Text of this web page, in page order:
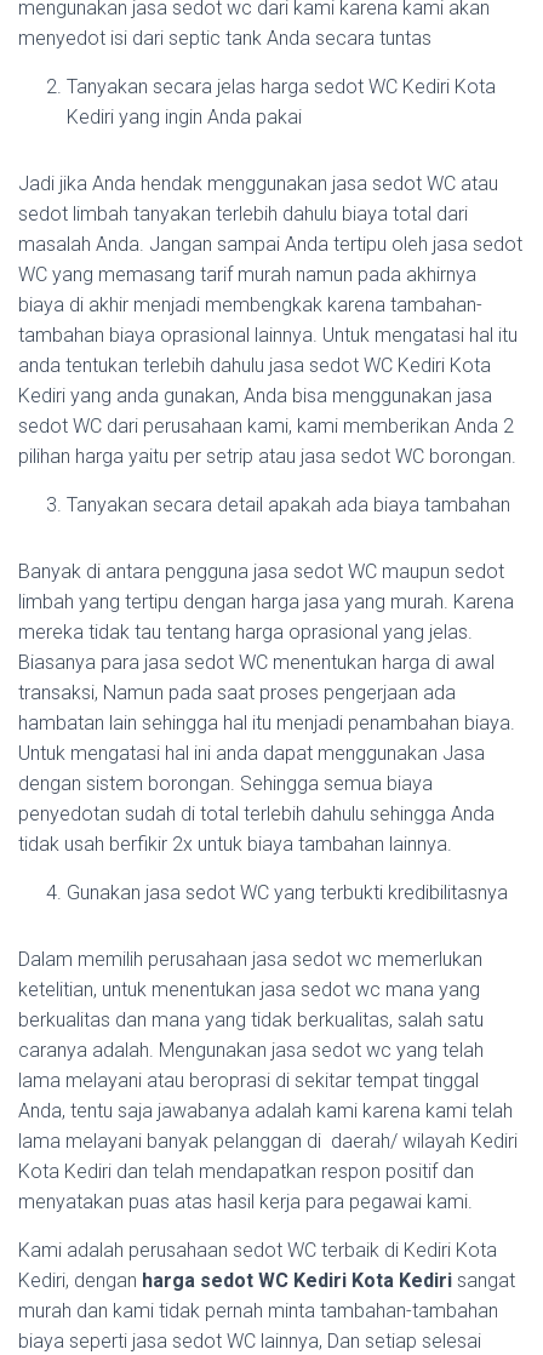
mengunakan jasa sedot wc dari kami karena kami akan
menyedot isi dari septic tank Anda secara tuntas
Tanyakan secara jelas harga sedot WC Kediri Kota
Kediri yang ingin Anda pakai
Jadi jika Anda hendak menggunakan jasa sedot WC atau
sedot limbah tanyakan terlebih dahulu biaya total dari
masalah Anda. Jangan sampai Anda tertipu oleh jasa sedot
WC yang memasang tarif murah namun pada akhirnya
biaya di akhir menjadi membengkak karena tambahan-
tambahan biaya oprasional lainnya. Untuk mengatasi hal itu
anda tentukan terlebih dahulu jasa sedot WC Kediri Kota
Kediri yang anda gunakan, Anda bisa menggunakan jasa
sedot WC dari perusahaan kami, kami memberikan Anda 2
pilihan harga yaitu per setrip atau jasa sedot WC borongan.
Tanyakan secara detail apakah ada biaya tambahan
Banyak di antara pengguna jasa sedot WC maupun sedot
limbah yang tertipu dengan harga jasa yang murah. Karena
mereka tidak tau tentang harga oprasional yang jelas.
Biasanya para jasa sedot WC menentukan harga di awal
transaksi, Namun pada saat proses pengerjaan ada
hambatan lain sehingga hal itu menjadi penambahan biaya.
Untuk mengatasi hal ini anda dapat menggunakan Jasa
dengan sistem borongan. Sehingga semua biaya
penyedotan sudah di total terlebih dahulu sehingga Anda
tidak usah berfikir 2x untuk biaya tambahan lainnya.
Gunakan jasa sedot WC yang terbukti kredibilitasnya
Dalam memilih perusahaan jasa sedot wc memerlukan
ketelitian, untuk menentukan jasa sedot wc mana yang
berkualitas dan mana yang tidak berkualitas, salah satu
caranya adalah. Mengunakan jasa sedot wc yang telah
lama melayani atau beroprasi di sekitar tempat tinggal
Anda, tentu saja jawabanya adalah kami karena kami telah
lama melayani banyak pelanggan di daerah/ wilayah Kediri
Kota Kediri dan telah mendapatkan respon positif dan
menyatakan puas atas hasil kerja para pegawai kami.
Kami adalah perusahaan sedot WC terbaik di Kediri Kota
Kediri, dengan harga sedot WC Kediri Kota Kediri sangat
murah dan kami tidak pernah minta tambahan-tambahan
biaya seperti jasa sedot WC lainnya, Dan setiap selesai